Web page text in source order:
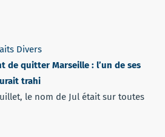
Divers
de quitter Marseille : l’un de ses
trahi
le nom de Jul était sur toutes